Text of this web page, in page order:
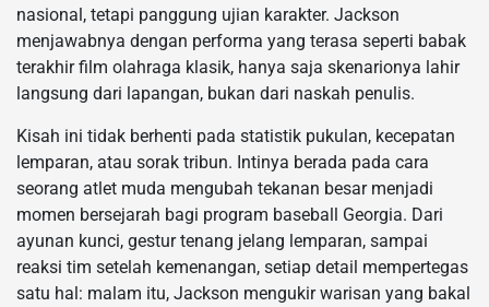
nasional, tetapi panggung ujian karakter. Jackson
menjawabnya dengan performa yang terasa seperti babak
terakhir film olahraga klasik, hanya saja skenarionya lahir
langsung dari lapangan, bukan dari naskah penulis.
Kisah ini tidak berhenti pada statistik pukulan, kecepatan
lemparan, atau sorak tribun. Intinya berada pada cara
seorang atlet muda mengubah tekanan besar menjadi
momen bersejarah bagi program baseball Georgia. Dari
ayunan kunci, gestur tenang jelang lemparan, sampai
reaksi tim setelah kemenangan, setiap detail mempertegas
satu hal: malam itu, Jackson mengukir warisan yang bakal